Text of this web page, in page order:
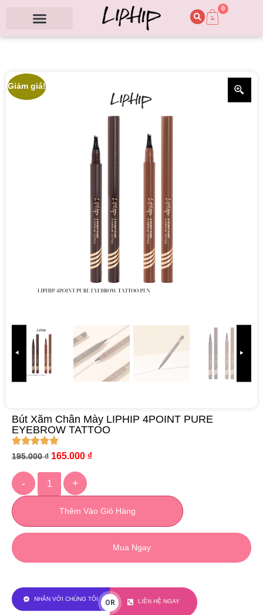
0
Giảm giá!
Bút Xăm Chân Mày LIPHIP 4POINT PURE
EYEBROW TATTOO
195.000₫ 165.000 ₫
- +
Thêm Vào Giỏ Hàng
Mua Ngay
NHẮN VỚI CHÚNG TÔI OR LIÊN HỆ NGAY